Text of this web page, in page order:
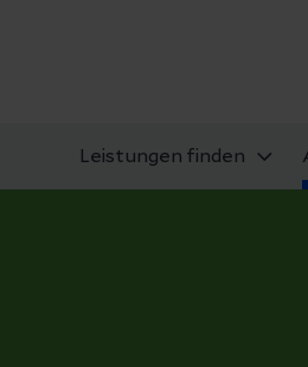
Leistungen finden